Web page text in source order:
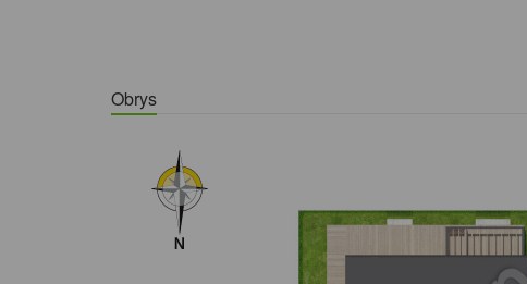
Obrys